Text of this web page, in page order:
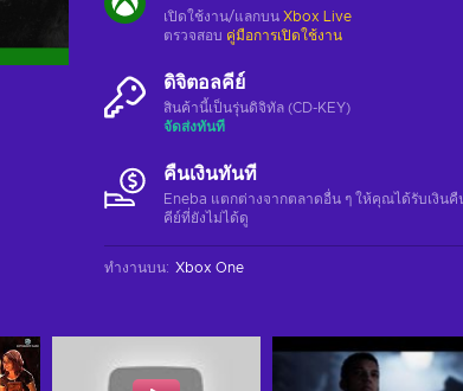
เปิดใช้งาน/แลกบน Xbox Live
ตรวจสอบ คู่มือการเปิดใช้งาน
ดิจิตอลคีย์
สินค้านี้เป็นรุ่นดิจิทัล (CD-KEY)
จัดส่งทันที
คืนเงินทันที
Eneba แตกต่างจากตลาดอื่น ๆ ให้คุณได้รับเงิน
คีย์ที่ยังไม่ได้ดู
ทำงานบน: Xbox One